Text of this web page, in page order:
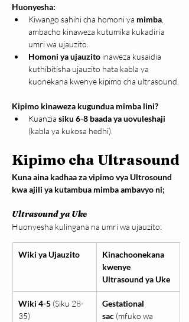
Huonyesha:
Kiwango sahihi cha homoni ya mimba
ambacho kinaweza kutumika kukadiria
umri wa ujauzito.
Homoni ya ujauzito inaweza kusaidia
kuthibitisha ujauzito hata kabla ya
kuonekana kwenye kipimo cha ultrasound.
Kipimo kinaweza kugundua mimba lini?
Kuanzia siku 6-8 baada ya uovuleshaji
(kabla ya kukosa hedhi).
Kipimo cha Ultrasound
Kuna aina kadhaa za vipimo vya Ultrosound
kwa ajili ya kutambua mimba ambavyo ni;
Ultrasound ya Uke
Huonyesha kulingana na umri wa ujauzito:
Wiki ya Ujauzito
Kinachoonekana
kwenye
Ultrasound ya Uke
Wiki 4-5 (Siku 28-
35)
Gestational
sac (mfuko wa